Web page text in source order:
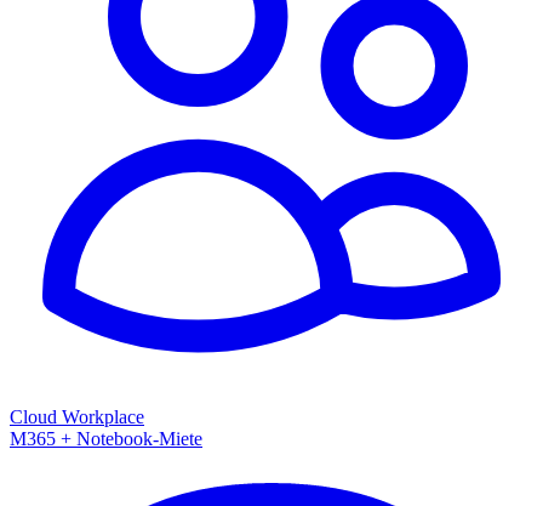
Cloud Workplace
M365 + Notebook-Miete